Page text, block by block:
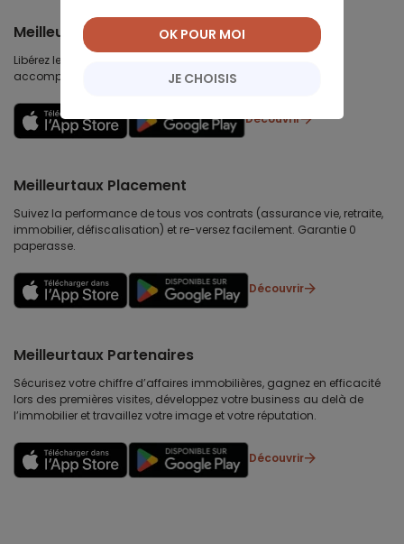
Meilleurtaux
Libérez le potentiel de vos projets : préparez-les, suivez-les,
accomplissez-les.
Découvrir
Meilleurtaux Placement
Suivez la performance de tous vos contrats (assurance vie, retraite,
immobilier, défiscalisation) et re-versez facilement. Garantie 0
paperasse.
Découvrir
Meilleurtaux Partenaires
Sécurisez votre chiffre d’affaires immobilières, gagnez en efficacité
lors des premières visites, développez votre business au delà de
l’immobilier et travaillez votre image et votre réputation.
Découvrir
JE CHOISIS
OK POUR MOI